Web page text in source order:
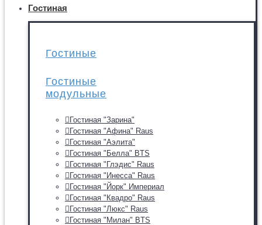
Гостиная
Гостиные
Гостиные
модульные
Гостиная "Зарина"
Гостиная "Афина" Raus
Гостиная "Аэлита"
Гостиная "Белла" BTS
Гостиная "Глэдис" Raus
Гостиная "Инесса" Raus
Гостиная "Йорк" Империал
Гостиная "Квадро" Raus
Гостиная "Люкс" Raus
Гостиная "Милан" BTS